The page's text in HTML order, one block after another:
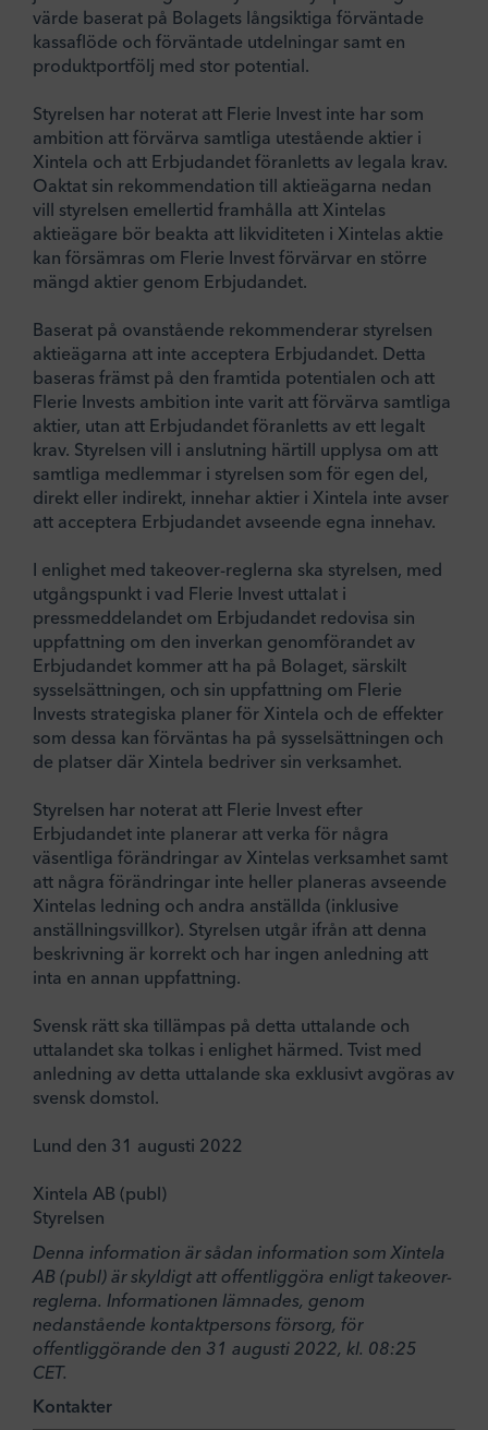
värde baserat på Bolagets långsiktiga förväntade
kassaflöde och förväntade utdelningar samt en
produktportfölj med stor potential.
Styrelsen har noterat att Flerie Invest inte har som
ambition att förvärva samtliga utestående aktier i
Xintela och att Erbjudandet föranletts av legala krav.
Oaktat sin rekommendation till aktieägarna nedan
vill styrelsen emellertid framhålla att Xintelas
aktieägare bör beakta att likviditeten i Xintelas aktie
kan försämras om Flerie Invest förvärvar en större
mängd aktier genom Erbjudandet.
Baserat på ovanstående rekommenderar styrelsen
aktieägarna att inte acceptera Erbjudandet. Detta
baseras främst på den framtida potentialen och att
Flerie Invests ambition inte varit att förvärva samtliga
aktier, utan att Erbjudandet föranletts av ett legalt
krav. Styrelsen vill i anslutning härtill upplysa om att
samtliga medlemmar i styrelsen som för egen del,
direkt eller indirekt, innehar aktier i Xintela inte avser
att acceptera Erbjudandet avseende egna innehav.
I enlighet med takeover-reglerna ska styrelsen, med
utgångspunkt i vad Flerie Invest uttalat i
pressmeddelandet om Erbjudandet redovisa sin
uppfattning om den inverkan genomförandet av
Erbjudandet kommer att ha på Bolaget, särskilt
sysselsättningen, och sin uppfattning om Flerie
Invests strategiska planer för Xintela och de effekter
som dessa kan förväntas ha på sysselsättningen och
de platser där Xintela bedriver sin verksamhet.
Styrelsen har noterat att Flerie Invest efter
Erbjudandet inte planerar att verka för några
väsentliga förändringar av Xintelas verksamhet samt
att några förändringar inte heller planeras avseende
Xintelas ledning och andra anställda (inklusive
anställningsvillkor). Styrelsen utgår ifrån att denna
beskrivning är korrekt och har ingen anledning att
inta en annan uppfattning.
Svensk rätt ska tillämpas på detta uttalande och
uttalandet ska tolkas i enlighet härmed. Tvist med
anledning av detta uttalande ska exklusivt avgöras av
svensk domstol.
Lund den 31 augusti 2022
Xintela AB (publ)
Styrelsen
Denna information är sådan information som Xintela
AB (publ) är skyldigt att offentliggöra enligt takeover-
reglerna. Informationen lämnades, genom
nedanstående kontaktpersons försorg, för
offentliggörande den 31 augusti 2022, kl. 08:25
CET.
Kontakter